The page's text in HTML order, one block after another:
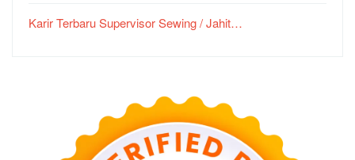
Karir Terbaru Supervisor Sewing / Jahit…